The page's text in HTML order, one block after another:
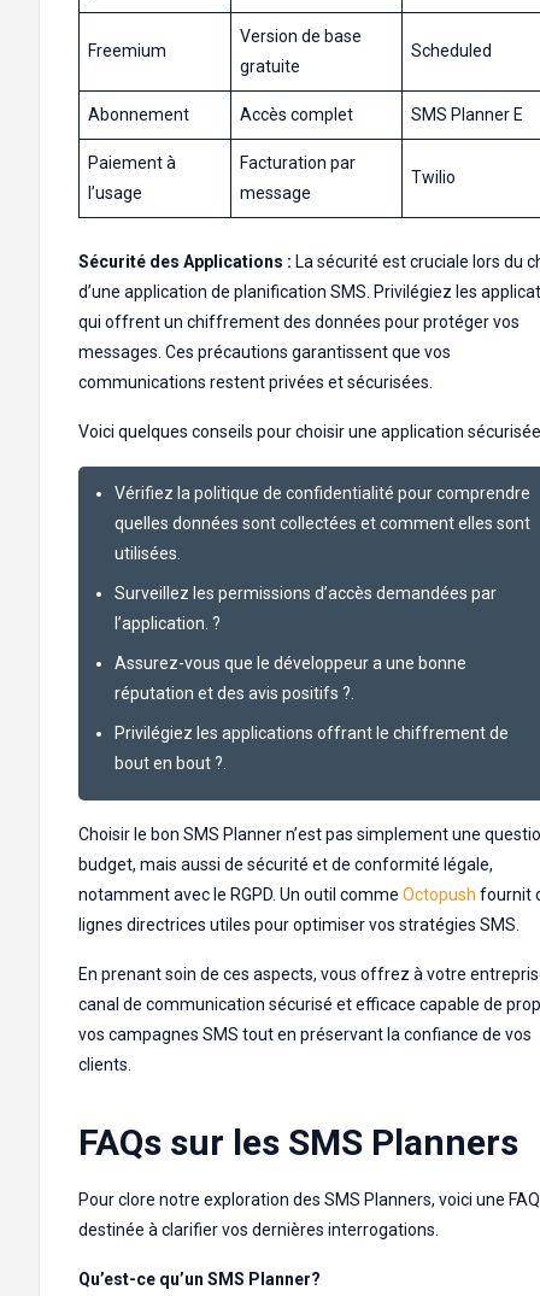
Freemium
Version de base
gratuite
Scheduled
Abonnement Accès complet SMS Planner E
Paiement à
l’usage
Facturation par
message
Twilio
Sécurité des Applications : La sécurité est cruciale lors du
d’une application de planification SMS. Privilégiez les
qui offrent un chiffrement des données pour protéger vos
messages. Ces précautions garantissent que vos
communications restent privées et sécurisées.
Voici quelques conseils pour choisir une application
Vérifiez la politique de confidentialité pour comprendre
quelles données sont collectées et comment elles sont
utilisées.
Surveillez les permissions d’accès demandées par
l’application. ?
Assurez-vous que le développeur a une bonne
réputation et des avis positifs ?.
Privilégiez les applications offrant le chiffrement de
bout en bout ?.
Choisir le bon SMS Planner n’est pas simplement une
budget, mais aussi de sécurité et de conformité légale,
notamment avec le RGPD. Un outil comme Octopush fournit
lignes directrices utiles pour optimiser vos stratégies SMS.
En prenant soin de ces aspects, vous offrez à votre
canal de communication sécurisé et efficace capable de
vos campagnes SMS tout en préservant la confiance de vos
clients.
FAQs sur les SMS Planners
Pour clore notre exploration des SMS Planners, voici une FAQ
destinée à clarifier vos dernières interrogations.
Qu’est-ce qu’un SMS Planner?